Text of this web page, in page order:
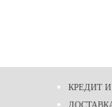
КРЕДИТ И